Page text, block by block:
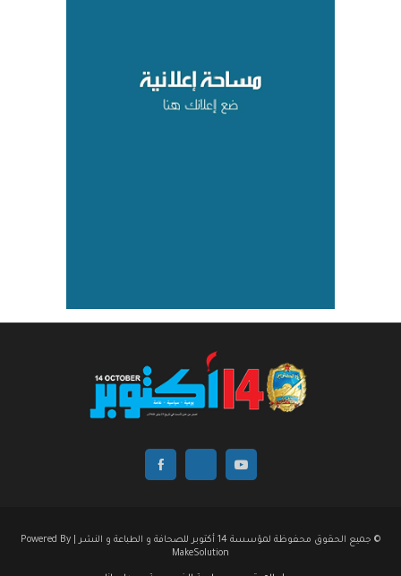
© جميع الحقوق محفوظة لمؤسسة 14 أكتوبر للصحافة و الطباعة و النشر | Powered By
MakeSolution